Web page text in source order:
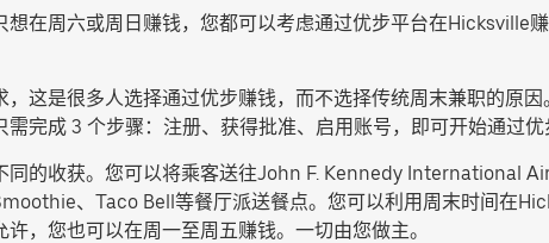
在周六或周日赚钱，您都可以考虑通过优步平台在Hicksville
这是很多人选择通过优步赚钱，而不选择传统周末兼职的原
完成 3 个步骤：注册、获得批准、启用账号，即可开始通过优
同的收获。您可以将乘客送往John F. Kennedy International
、Taco Bell等餐厅派送餐点。您可以利用周末时间在
，您也可以在周一至周五赚钱。一切由您做主。